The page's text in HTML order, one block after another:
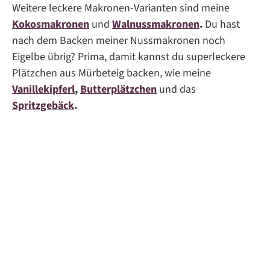
Weitere leckere Makronen-Varianten sind meine
Kokosmakronen und Walnussmakronen. Du hast
nach dem Backen meiner Nussmakronen noch
Eigelbe übrig? Prima, damit kannst du superleckere
Plätzchen aus Mürbeteig backen, wie meine
Vanillekipferl,Butterplätzchen und das
Spritzgebäck.